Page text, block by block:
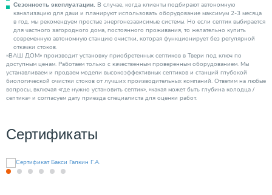
Сезонность эксплуатации.
В случае, когда клиенты подбирают автономную
канализацию для дачи и планируют использовать оборудование максимум 2-3 месяца
в год, мы рекомендуем простые энергонезависимые системы. Но если септик выбирается
для частного загородного дома, постоянного проживания, то желательно купить
современную автономную станцию очистки, которая функционирует без регулярной
откачки стоков.
«ВАШ ДОМ» производит установку приобретенных септиков в Твери под ключ по
доступным ценам. Работаем только с качественным проверенным оборудованием. Мы
устанавливаем и продаем модели высокоэффективных септиков и станций глубокой
биологической очистки стоков от лучших производительных компаний. Ответим на любые
вопросы, включая «где нужно установить септик», «какая может быть глубина колодца /
септика» и согласуем дату приезда специалиста для оценки работ.
Сертификаты